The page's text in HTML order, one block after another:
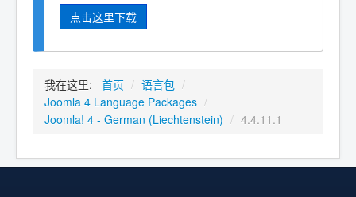
点击这里下载
我在这里: 首页 / 语言包 /
Joomla 4 Language Packages /
Joomla! 4 - German (Liechtenstein) / 4.4.11.1